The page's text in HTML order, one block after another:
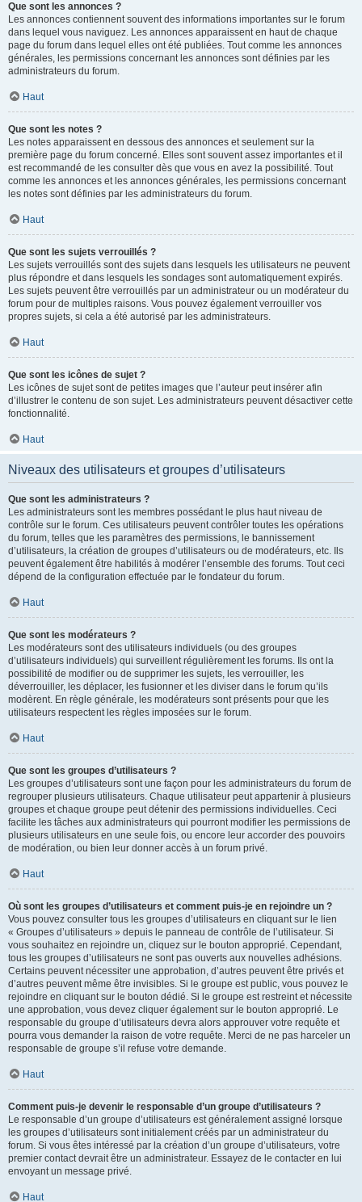
Que sont les annonces ?
Les annonces contiennent souvent des informations importantes sur le forum
dans lequel vous naviguez. Les annonces apparaissent en haut de chaque
page du forum dans lequel elles ont été publiées. Tout comme les annonces
générales, les permissions concernant les annonces sont définies par les
administrateurs du forum.
Haut
Que sont les notes ?
Les notes apparaissent en dessous des annonces et seulement sur la
première page du forum concerné. Elles sont souvent assez importantes et il
est recommandé de les consulter dès que vous en avez la possibilité. Tout
comme les annonces et les annonces générales, les permissions concernant
les notes sont définies par les administrateurs du forum.
Haut
Que sont les sujets verrouillés ?
Les sujets verrouillés sont des sujets dans lesquels les utilisateurs ne peuvent
plus répondre et dans lesquels les sondages sont automatiquement expirés.
Les sujets peuvent être verrouillés par un administrateur ou un modérateur du
forum pour de multiples raisons. Vous pouvez également verrouiller vos
propres sujets, si cela a été autorisé par les administrateurs.
Haut
Que sont les icônes de sujet ?
Les icônes de sujet sont de petites images que l’auteur peut insérer afin
d’illustrer le contenu de son sujet. Les administrateurs peuvent désactiver cette
fonctionnalité.
Haut
Niveaux des utilisateurs et groupes d’utilisateurs
Que sont les administrateurs ?
Les administrateurs sont les membres possédant le plus haut niveau de
contrôle sur le forum. Ces utilisateurs peuvent contrôler toutes les opérations
du forum, telles que les paramètres des permissions, le bannissement
d’utilisateurs, la création de groupes d’utilisateurs ou de modérateurs, etc. Ils
peuvent également être habilités à modérer l’ensemble des forums. Tout ceci
dépend de la configuration effectuée par le fondateur du forum.
Haut
Que sont les modérateurs ?
Les modérateurs sont des utilisateurs individuels (ou des groupes
d’utilisateurs individuels) qui surveillent régulièrement les forums. Ils ont la
possibilité de modifier ou de supprimer les sujets, les verrouiller, les
déverrouiller, les déplacer, les fusionner et les diviser dans le forum qu’ils
modèrent. En règle générale, les modérateurs sont présents pour que les
utilisateurs respectent les règles imposées sur le forum.
Haut
Que sont les groupes d’utilisateurs ?
Les groupes d’utilisateurs sont une façon pour les administrateurs du forum de
regrouper plusieurs utilisateurs. Chaque utilisateur peut appartenir à plusieurs
groupes et chaque groupe peut détenir des permissions individuelles. Ceci
facilite les tâches aux administrateurs qui pourront modifier les permissions de
plusieurs utilisateurs en une seule fois, ou encore leur accorder des pouvoirs
de modération, ou bien leur donner accès à un forum privé.
Haut
Où sont les groupes d’utilisateurs et comment puis-je en rejoindre un ?
Vous pouvez consulter tous les groupes d’utilisateurs en cliquant sur le lien
« Groupes d’utilisateurs » depuis le panneau de contrôle de l’utilisateur. Si
vous souhaitez en rejoindre un, cliquez sur le bouton approprié. Cependant,
tous les groupes d’utilisateurs ne sont pas ouverts aux nouvelles adhésions.
Certains peuvent nécessiter une approbation, d’autres peuvent être privés et
d’autres peuvent même être invisibles. Si le groupe est public, vous pouvez le
rejoindre en cliquant sur le bouton dédié. Si le groupe est restreint et nécessite
une approbation, vous devez cliquer également sur le bouton approprié. Le
responsable du groupe d’utilisateurs devra alors approuver votre requête et
pourra vous demander la raison de votre requête. Merci de ne pas harceler un
responsable de groupe s’il refuse votre demande.
Haut
Comment puis-je devenir le responsable d’un groupe d’utilisateurs ?
Le responsable d’un groupe d’utilisateurs est généralement assigné lorsque
les groupes d’utilisateurs sont initialement créés par un administrateur du
forum. Si vous êtes intéressé par la création d’un groupe d’utilisateurs, votre
premier contact devrait être un administrateur. Essayez de le contacter en lui
envoyant un message privé.
Haut